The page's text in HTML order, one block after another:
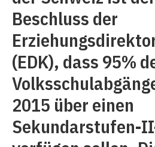
Beschluss der
(EDK), dass 95%
2015 über einen
Sekundarstufen-